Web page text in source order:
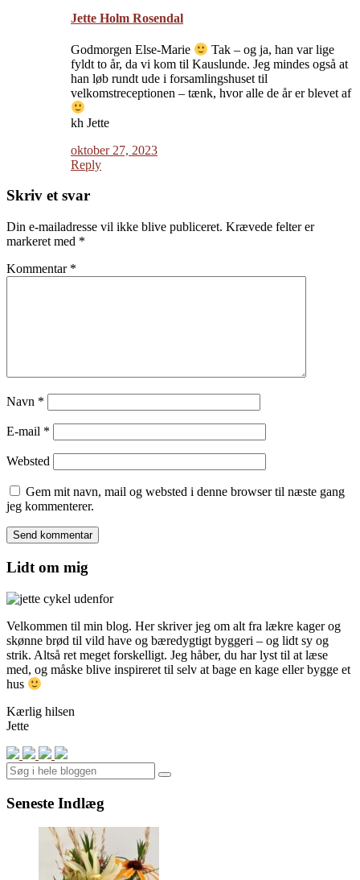
Jette Holm Rosendal
Godmorgen Else-Marie
Tak – og ja, han var lige
fyldt to år, da vi kom til Kauslunde. Jeg mindes også at
han løb rundt ude i forsamlingshuset til
velkomstreceptionen – tænk, hvor alle de år er blevet af
kh Jette
oktober 27, 2023
Reply
Skriv et svar
Din e-mailadresse vil ikke blive publiceret. Krævede felter er
markeret med *
Kommentar *
Navn *
E-mail *
Websted
Gem mit navn, mail og websted i denne browser til næste gang
jeg kommenterer.
Lidt om mig
Velkommen til min blog. Her skriver jeg om alt fra lækre kager og
skønne brød til vild have og bæredygtigt byggeri – og lidt sy og
strik. Altså ret meget forskelligt. Jeg håber, du har lyst til at læse
med, og måske blive inspireret til selv at bage en kage eller bygge et
hus
Kærlig hilsen
Jette
Search
Seneste Indlæg